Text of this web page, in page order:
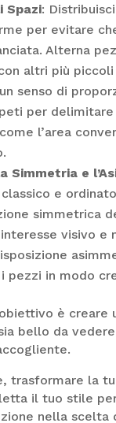
Spazi:
per evitare
Alterna
altri più
senso di
per delimitare
l’area
Simmetria e
e
simmetrica
visivo e
pezzi in modo
è creare
bello da
trasformare la
il tuo stile
nella scelta